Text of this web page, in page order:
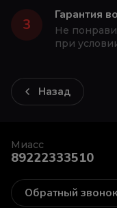
3
Гарантия
Не
при
Назад
Миасс
89222333510
Обратный звонок